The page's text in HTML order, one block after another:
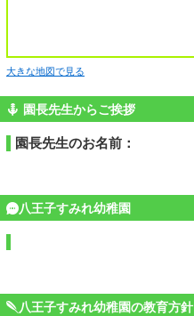
大きな地図で見る
園長先生からご挨拶
園長先生のお名前：
八王子すみれ幼稚園
八王子すみれ幼稚園の教育方針